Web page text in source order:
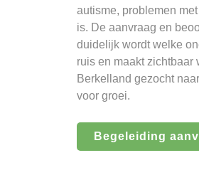
autisme, problemen
is. De aanvraag en
duidelijk wordt welke
ruis en maakt zichtbaar
Berkelland gezocht
voor groei.
Begeleiding